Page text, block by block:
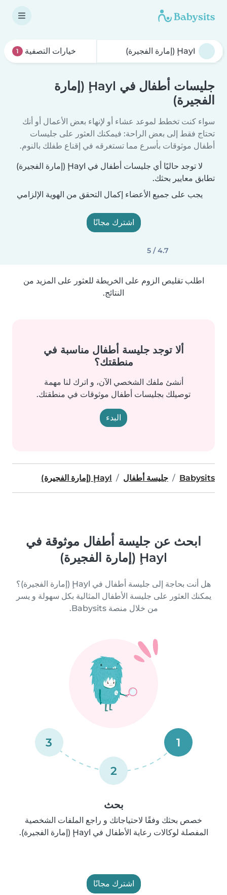
خيارات التصفية 1
جليسات أطفال في Ḩayl (إمارة
الفجيرة)
سواء كنت تخطط لموعد عشاء أو لإنهاء بعض الأعمال أو أنك
تحتاج فقط إلى بعض الراحة: فيمكنك العثور على جليسات
أطفال موثوقات بأسرع مما تستغرقه في إقناع طفلك بالنوم.
لا توجد حاليًا أي جليسات أطفال في Ḩayl (إمارة الفجيرة)
تطابق معايير بحثك.
يجب على جميع الأعضاء إكمال التحقق من الهوية الإلزامي
اشترك مجانًا
4.7 / 5
اطلب تقليص الزوم على الخريطة للعثور على المزيد من
النتائج.
ألا توجد جليسة أطفال مناسبة في
منطقتك؟
أنشئ ملفك الشخصي الآن، و اترك لنا مهمة
توصيلك بجليسات أطفال موثوقات في منطقتك.
البدء
Babysits جليسة أطفال Ḩayl (إمارة الفجيرة)
ابحث عن جليسة أطفال موثوقة في
Ḩayl (إمارة الفجيرة)
هل أنت بحاجة إلى جليسة أطفال في Ḩayl (إمارة الفجيرة)؟
يمكنك العثور على جليسة الأطفال المثالية بكل سهولة و يسر
من خلال منصة Babysits.
1
2
3
بحث
خصص بحثك وفقًا لاحتياجاتك و راجع الملفات الشخصية
المفصلة لوكالات رعاية الأطفال في Ḩayl (إمارة الفجيرة).
اشترك مجانًا